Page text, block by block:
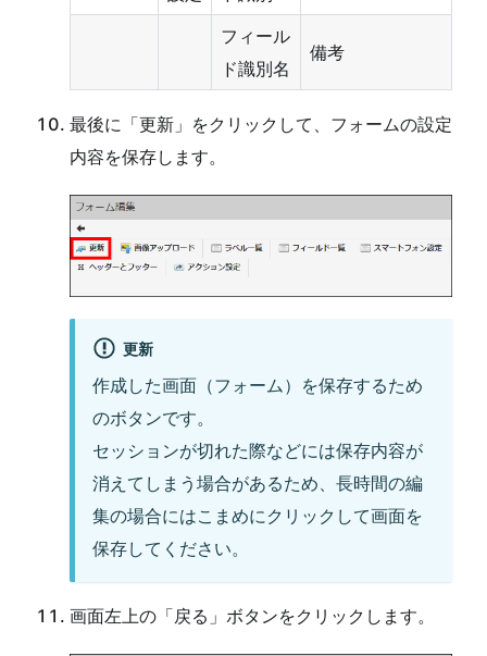
フィール
ド識別名
備考
最後に「更新」をクリックして、フォームの設定
内容を保存します。
更新
作成した画面（フォーム）を保存するため
のボタンです。
セッションが切れた際などには保存内容が
消えてしまう場合があるため、長時間の編
集の場合にはこまめにクリックして画面を
保存してください。
画面左上の「戻る」ボタンをクリックします。